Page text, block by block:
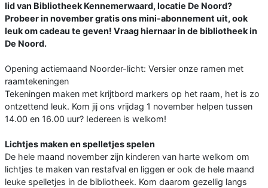
lid van Bibliotheek Kennemerwaard, locatie De Noord?
Probeer in november gratis ons mini-abonnement uit, ook
leuk om cadeau te geven! Vraag hiernaar in de bibliotheek in
De Noord.
Opening actiemaand Noorder-licht: Versier onze ramen met
raamtekeningen
Tekeningen maken met krijtbord markers op het raam, het is zo
ontzettend leuk. Kom jij ons vrijdag 1 november helpen tussen
14.00 en 16.00 uur? Iedereen is welkom!
Lichtjes maken en spelletjes spelen
De hele maand november zijn kinderen van harte welkom om
lichtjes te maken van restafval en liggen er ook de hele maand
leuke spelletjes in de bibliotheek. Kom daarom gezellig langs